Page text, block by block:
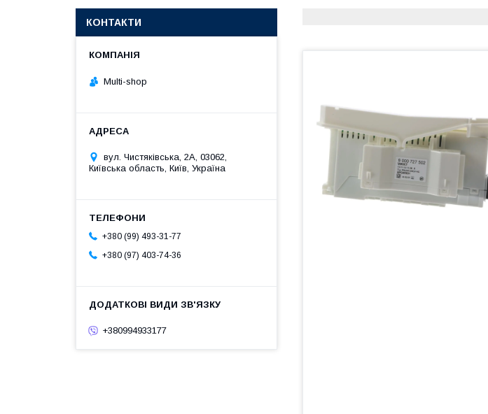
КОНТАКТИ
Multi-shop
вул. Чистяківська, 2А, 03062,
Київська область, Київ, Україна
+380 (99) 493-31-77
+380 (97) 403-74-36
+380994933177